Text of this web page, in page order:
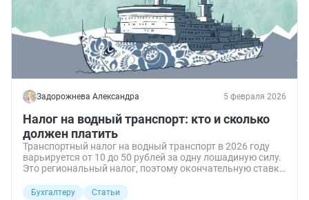
Задорожнева Александра 5 февраля 2026
Налог на водный транспорт: кто и сколько
должен платить
Транспортный налог на водный транспорт в 2026 году
варьируется от 10 до 50 рублей за одну лошадиную силу.
Это региональный налог, поэтому окончательную ставку
перечислять только через единый налоговый платеж.
Бухгалтеру
Статьи